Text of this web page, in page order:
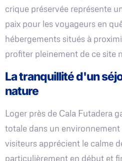
crique préservée représente
paix pour les voyageurs en
hébergements situés à
profiter pleinement de ce site
La tranquillité d'un
nature
Loger près de Cala Futadera
totale dans un environnement
visiteurs apprécient le calme
particulièrement en début et